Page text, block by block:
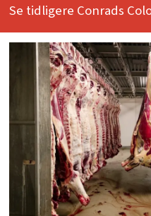
Se tidligere Conrads